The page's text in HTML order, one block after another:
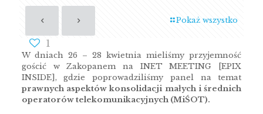
Pokaż wszystko
1
W dniach 26 – 28 kwietnia mieliśmy przyjemność
gościć w Zakopanem na INET MEETING [EPIX
INSIDE], gdzie poprowadziliśmy panel na temat
prawnych aspektów konsolidacji małych i średnich
operatorów telekomunikacyjnych (MiŚOT).